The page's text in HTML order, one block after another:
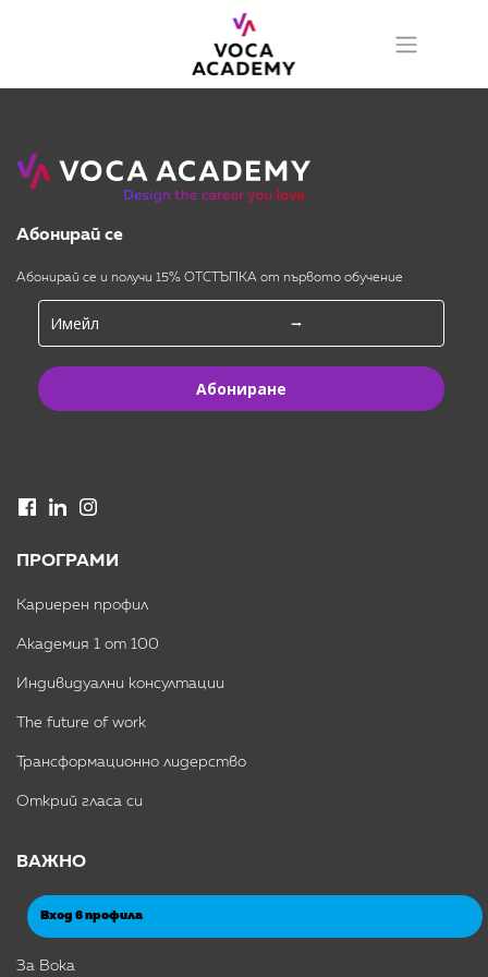
Абонирай се
Абонирай се и получи 15% ОТСТЪПКА от първото обучение
Абониране
ПРОГРАМИ
Кариерен профил
Академия 1 от 100
Индивидуални консултации
The future of work
Трансформационно лидерство
Открий гласа си
ВАЖНО
Вход в профила
За Вока